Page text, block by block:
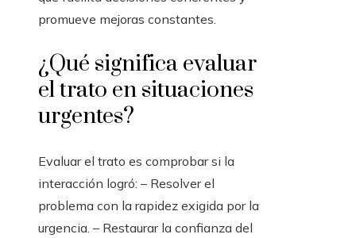
promueve mejoras constantes.
¿Qué significa evaluar
el trato en situaciones
urgentes?
Evaluar el trato es comprobar si la
interacción logró: – Resolver el
problema con la rapidez exigida por la
urgencia. – Restaurar la confianza del